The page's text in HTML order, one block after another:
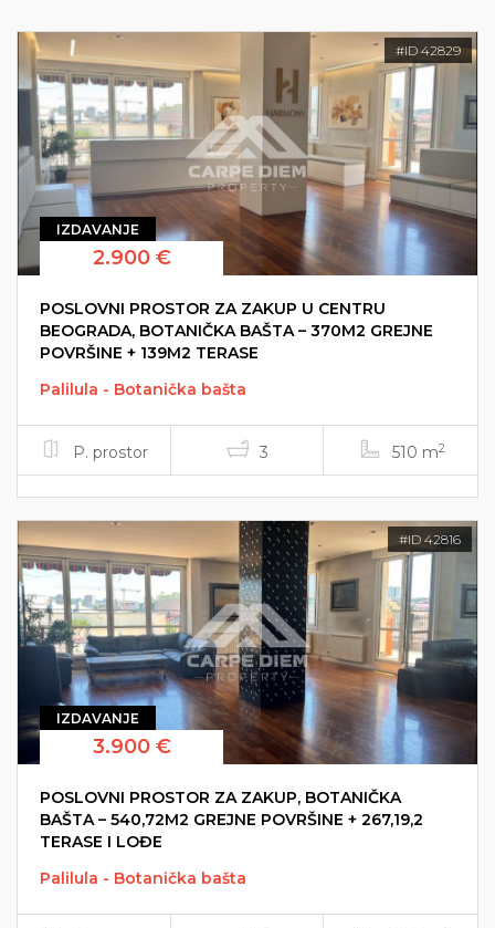
#ID 42829
IZDAVANJE
2.900 €
POSLOVNI PROSTOR ZA ZAKUP U CENTRU
BEOGRADA, BOTANIČKA BAŠTA – 370M2 GREJNE
POVRŠINE + 139M2 TERASE
Palilula - Botanička bašta
P. prostor 3 510 m2
#ID 42816
IZDAVANJE
3.900 €
POSLOVNI PROSTOR ZA ZAKUP, BOTANIČKA
BAŠTA – 540,72M2 GREJNE POVRŠINE + 267,19,2
TERASE I LOĐE
Palilula - Botanička bašta